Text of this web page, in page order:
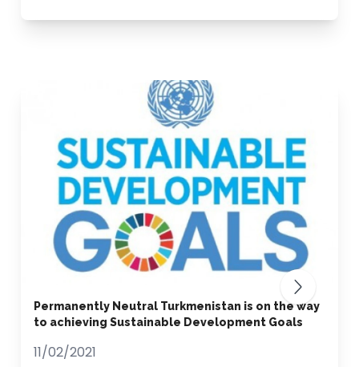
Permanently Neutral Turkmenistan is on the way
to achieving Sustainable Development Goals
11/02/2021